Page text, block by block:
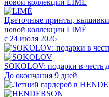
Цветочные принты, вышивки
новой коллекции LIMÉ
с 24 июля 2026
SOKOLOV: подарки в честь
До окончания 9 дней